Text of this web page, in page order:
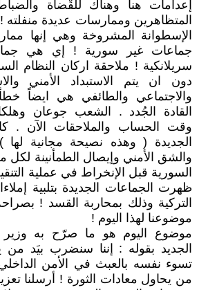
إعدامات هنا وهناك للقٌضاة
المتظاهرين وممارسات عديدة
الإسطوانة المشروخة وهي إنها
جماعات غير سورية ! إي هي
سريلانكية ! ملاحقة اركان النظام
دون ان يتم الاستبداد الأمني
والاجتماعي والطائفي هي ايضاً
القادة الجُدد . الشعب جوعان
وقت الحساب والملاحقات الآن .
الجديدة ( وهذه نصيحة مجانية لها
والشق الأمني وإيصال الطمأنينة لكل
السورية قبل الإنخراط في عملية
ظهرت الجماعات الجديدة بتلبية
التركية وذلك بمحاربة القسد !
موضوعنا لهذا اليوم !
موضوع اليوم هو ما صرّح به وزير
الجديد بقوله : إننا سنضرب بيَد
تسوء نفسه بالعبث في الأمن
من يحاول معادات الثورة ! أرسلنا